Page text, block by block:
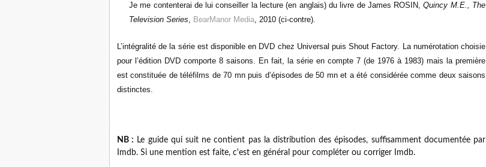
Je me contenterai de lui conseiller la lecture (en anglais) du livre de James ROSIN,Quincy M.E., The
Television Series, BearManor Media, 2010 (ci-contre).
L’intégralité de la série est disponible en DVD chez Universal puis Shout Factory. La numérotation choisie
pour l’édition DVD comporte 8 saisons. En fait, la série en compte 7 (de 1976 à 1983) mais la première
est constituée de téléfilms de 70 mn puis d’épisodes de 50 mn et a été considérée comme deux saisons
distinctes.
NB : Le guide qui suit ne contient pas la distribution des épisodes, suffisamment documentée par
Imdb. Si une mention est faite, c'est en général pour compléter ou corriger Imdb.